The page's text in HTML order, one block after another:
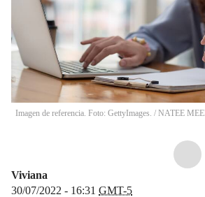
Imagen de referencia. Foto: GettyImages. / NATEE
Viviana
30/07/2022 - 16:31 GMT-5